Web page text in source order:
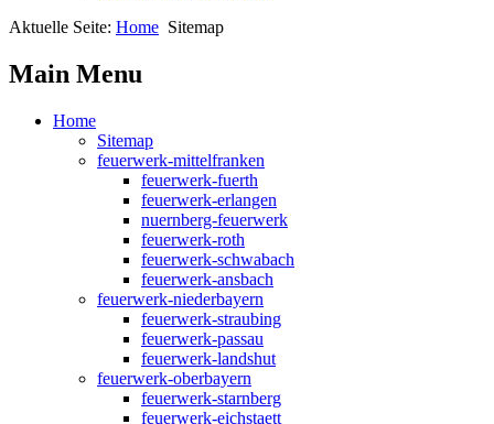
Aktuelle Seite: Home Sitemap
Main Menu
Home
Sitemap
feuerwerk-mittelfranken
feuerwerk-fuerth
feuerwerk-erlangen
nuernberg-feuerwerk
feuerwerk-roth
feuerwerk-schwabach
feuerwerk-ansbach
feuerwerk-niederbayern
feuerwerk-straubing
feuerwerk-passau
feuerwerk-landshut
feuerwerk-oberbayern
feuerwerk-starnberg
feuerwerk-eichstaett